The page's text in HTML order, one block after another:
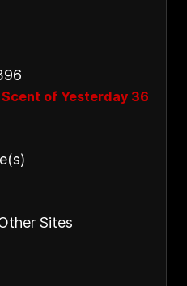
Scent of Yesterday 36
Sites